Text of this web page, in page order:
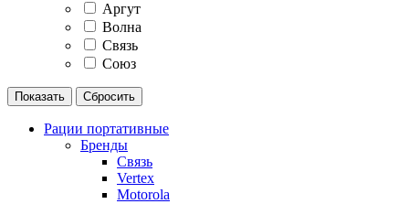
Аргут
Волна
Связь
Союз
Рации портативные
Бренды
Связь
Vertex
Motorola